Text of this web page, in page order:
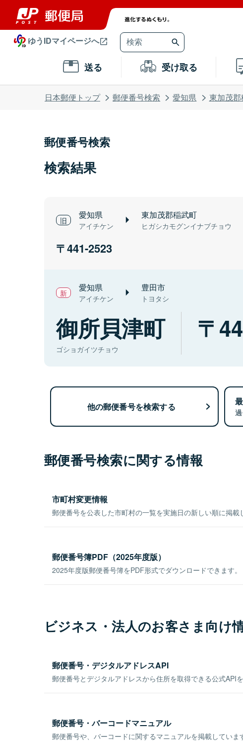
ゆうIDマイページへ
送る 受け取る
日本郵便トップ 郵便番号検索 愛知県 東加茂
郵便番号検索
検索結果
愛知県
アイチケン
東加茂郡稲武町
ヒガシカモグンイナブチョウ
441-2523
愛知県
アイチケン
豊田市
トヨタシ
御所貝津町
ゴショガイツチョウ
他の郵便番号を検索する
郵便番号検索に関する情報
市町村変更情報
郵便番号を公表した市町村の一覧を実施日の新しい順に掲載
郵便番号簿PDF（2025年度版）
2025年度版郵便番号簿をPDF形式でダウンロードできます。
ビジネス・法人のお客さま向け
郵便番号・デジタルアドレスAPI
郵便番号とデジタルアドレスから住所を取得できる公式APIを
郵便番号・バーコードマニュアル
郵便番号や、バーコードに関するマニュアルを掲載していま